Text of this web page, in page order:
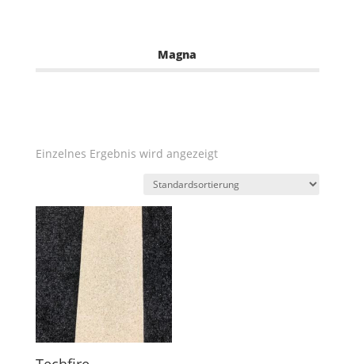
Magna
Einzelnes Ergebnis wird angezeigt